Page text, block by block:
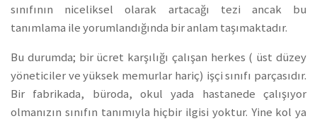
sınıfının niceliksel olarak artacağı tezi ancak bu
tanımlama ile yorumlandığında bir anlam taşımaktadır.
Bu durumda; bir ücret karşılığı çalışan herkes ( üst düzey
yöneticiler ve yüksek memurlar hariç) işçi sınıfı parçasıdır.
Bir fabrikada, büroda, okul yada hastanede çalışıyor
olmanızın sınıfın tanımıyla hiçbir ilgisi yoktur. Yine kol ya